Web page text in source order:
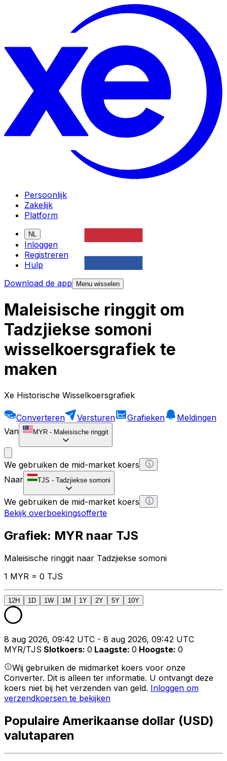
Persoonlijk
Zakelijk
Platform
NL
Inloggen
Registreren
Hulp
Download de app
Menu wisselen
Maleisische ringgit om
Tadzjiekse somoni
wisselkoersgrafiek te
maken
Xe Historische Wisselkoersgrafiek
Converteren Versturen Grafieken
Meldingen
Van
MYR - Maleisische ringgit
We gebruiken de mid-market koers
Naar
TJS - Tadzjiekse somoni
We gebruiken de mid-market koers
Bekijk overboekingsofferte
Grafiek: MYR naar TJS
Maleisische ringgit naar Tadzjiekse somoni
1 MYR = 0 TJS
12H 1D 1W 1M 1Y 2Y 5Y 10Y
8 aug 2026, 09:42 UTC - 8 aug 2026, 09:42 UTC
MYR/TJS Slotkoers: 0 Laagste: 0 Hoogste: 0
Wij gebruiken de midmarket koers voor onze
Converter. Dit is alleen ter informatie. U ontvangt deze
koers niet bij het verzenden van geld. Inloggen om
verzendkoersen te bekijken
Populaire Amerikaanse dollar (USD)
valutaparen